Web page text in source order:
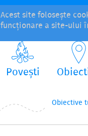
Acest site folosește
funcționare a site-ului
Povești
Obiective